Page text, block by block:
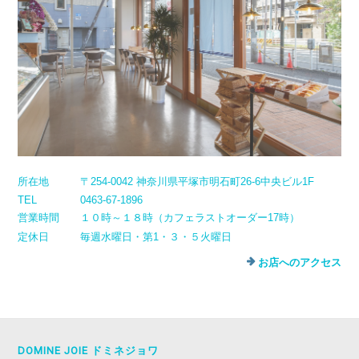
所在地
〒254-0042 神奈川県平塚市明石町26-6中央ビル1F
TEL
0463-67-1896
営業時間
１０時～１８時（カフェラストオーダー17時）
定休日
毎週水曜日・第1・３・５火曜日
お店へのアクセス
DOMINE JOIE ドミネジョワ